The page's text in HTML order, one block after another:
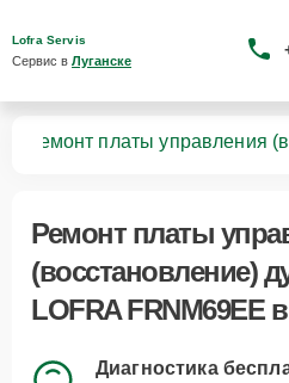
Lofra Servis
Сервис в Луганске
Ремонт платы управления
Ремонт платы
(восстановление)
LOFRA FRNM69EE
Диагностика